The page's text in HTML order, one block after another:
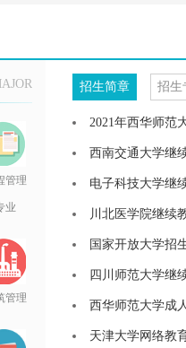
管理
业
管理
招生简章 招生
2021年西华师范
西南交通大学继续
电子科技大学继续
川北医学院继续
国家开放大学招
四川师范大学继续
西华师范大学成人
天津大学网络教